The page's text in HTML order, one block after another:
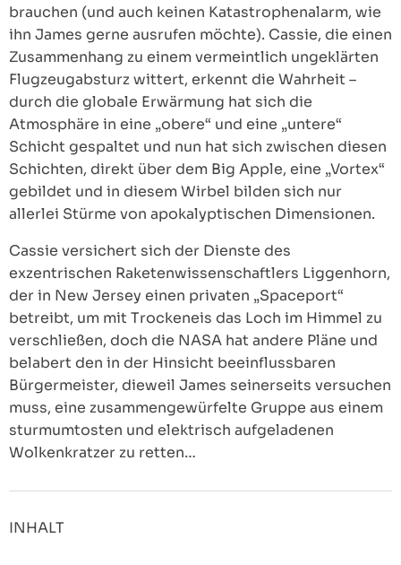
brauchen (und auch keinen Katastrophenalarm, wie
ihn James gerne ausrufen möchte). Cassie, die einen
Zusammenhang zu einem vermeintlich ungeklärten
Flugzeugabsturz wittert, erkennt die Wahrheit –
durch die globale Erwärmung hat sich die
Atmosphäre in eine „obere“ und eine „untere“
Schicht gespaltet und nun hat sich zwischen diesen
Schichten, direkt über dem Big Apple, eine „Vortex“
gebildet und in diesem Wirbel bilden sich nur
allerlei Stürme von apokalyptischen Dimensionen.
Cassie versichert sich der Dienste des
exzentrischen Raketenwissenschaftlers Liggenhorn,
der in New Jersey einen privaten „Spaceport“
betreibt, um mit Trockeneis das Loch im Himmel zu
verschließen, doch die NASA hat andere Pläne und
belabert den in der Hinsicht beeinflussbaren
Bürgermeister, dieweil James seinerseits versuchen
muss, eine zusammengewürfelte Gruppe aus einem
sturmumtosten und elektrisch aufgeladenen
Wolkenkratzer zu retten…
INHALT